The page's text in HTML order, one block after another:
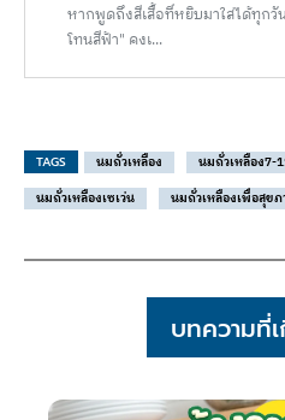
หากพูดถึงสีเสื้อที่หยิบมาใส่ได้ทุกวั
โทนสีฟ้า" คงเ...
TAGS นมถั่วเหลือง นมถั่วเหลือง7-
นมถั่วเหลืองเซเว่น
นมถั่วเหลืองเพื่อสุข
บทความที่